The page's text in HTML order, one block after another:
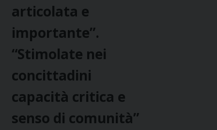
articolata e
importante”.
“Stimolate nei
concittadini
capacità critica e
senso di comunità”